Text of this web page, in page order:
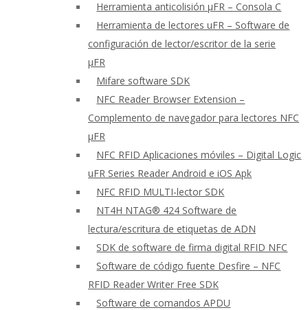
Herramienta anticolisión μFR – Consola C
Herramienta de lectores uFR – Software de
configuración de lector/escritor de la serie
μFR
Mifare software SDK
NFC Reader Browser Extension –
Complemento de navegador para lectores NFC
μFR
NFC RFID Aplicaciones móviles – Digital Logic
uFR Series Reader Android e iOS Apk
NFC RFID MULTI-lector SDK
NT4H NTAG® 424 Software de
lectura/escritura de etiquetas de ADN
SDK de software de firma digital RFID NFC
Software de código fuente Desfire – NFC
RFID Reader Writer Free SDK
Software de comandos APDU